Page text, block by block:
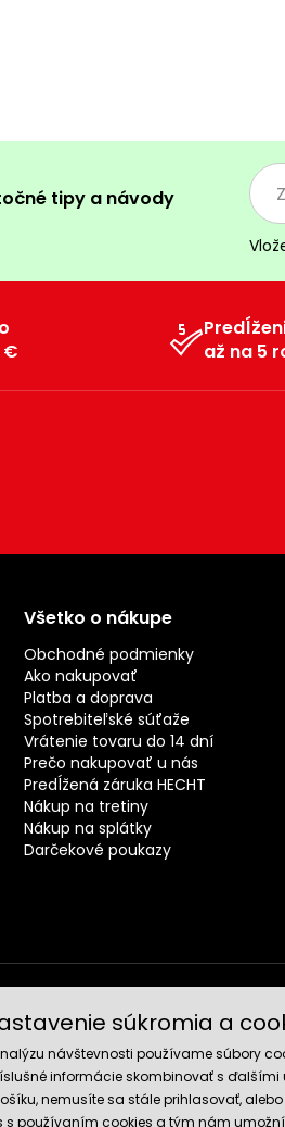
tipy a návody
€
až na 5
Všetko o nákupe
Obchodné podmienky
Ako nakupovať
Platba a doprava
Spotrebiteľské súťaže
Vrátenie tovaru do 14 dní
Prečo nakupovať u nás
Predĺžená záruka HECHT
Nákup na tretiny
Nákup na splátky
Darčekové poukazy
súkromia a
návštevnosti používame súbory
informácie skombinovať s ďalšími
nemusíte sa stále prihlasovať,
používaním cookies a tým nám